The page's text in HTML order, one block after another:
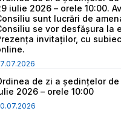
iulie 2026 – orele 10:00.
sunt lucrări de
se vor desfășura la
invitaților, cu
de zi a ședințelor
2026 – orele 10:00